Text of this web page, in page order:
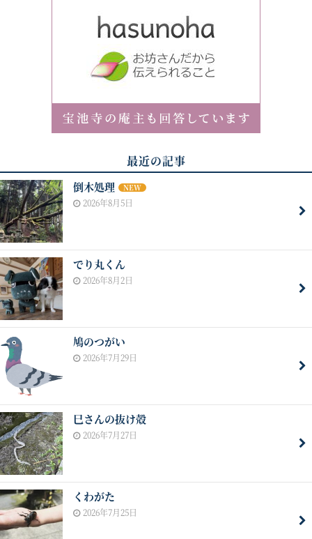
最近の記事
倒木処理 NEW
2026年8月5日
でり丸くん
2026年8月2日
鳩のつがい
2026年7月29日
巳さんの抜け殻
2026年7月27日
くわがた
2026年7月25日